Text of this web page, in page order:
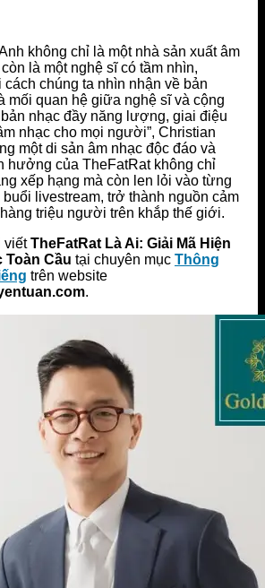
không chỉ là một nhà sản xuất âm
là một nghệ sĩ có tầm nhìn,
chúng ta nhìn nhận về bản
mối quan hệ giữa nghệ sĩ và cộng
nhạc đầy năng lượng, giai điệu
nhạc cho mọi người”, Christian
một di sản âm nhạc độc đáo và
hưởng của TheFatRat không chỉ
xếp hạng mà còn len lỏi vào từng
livestream, trở thành nguồn cảm
triệu người trên khắp thế giới.
viếtTheFatRat Là Ai: Giải Mã Hiện
Cầu tại chuyên mục Thông
trên website
.